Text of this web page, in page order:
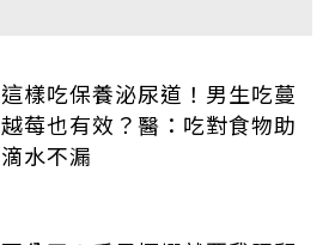
這樣吃保養泌尿道！男生吃蔓
越莓也有效？醫：吃對食物助
滴水不漏